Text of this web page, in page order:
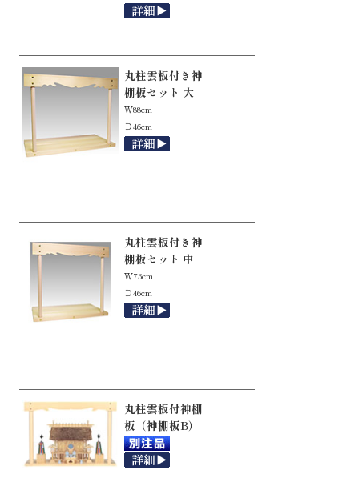
丸柱雲板付き神
棚板セット 大
Ｗ88cm
Ｄ46cm
丸柱雲板付き神
棚板セット 中
Ｗ73cm
Ｄ46cm
丸柱雲板付神棚
板（神棚板B）